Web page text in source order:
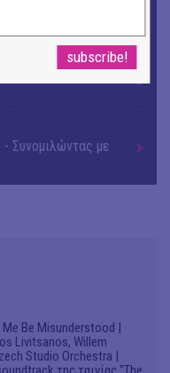
και ημέρες
Συνομιλώντας με
Be Misunderstood |
Livitsanos, Willem
Studio Orchestra |